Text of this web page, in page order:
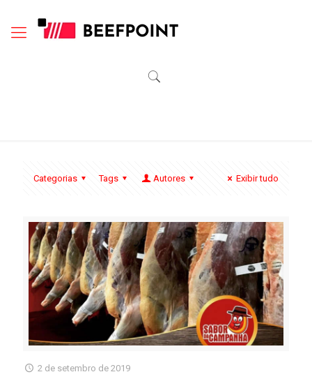
Categorias Tags Autores Exibir tudo
2 de setembro de 2019